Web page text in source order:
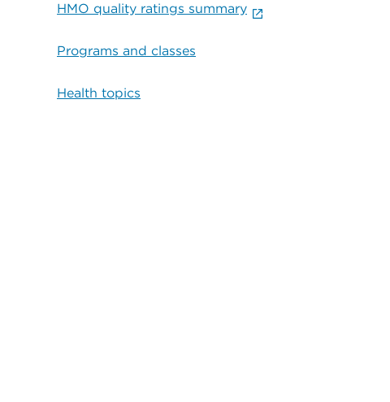
HMO quality ratings summary
Programs and classes
Health topics